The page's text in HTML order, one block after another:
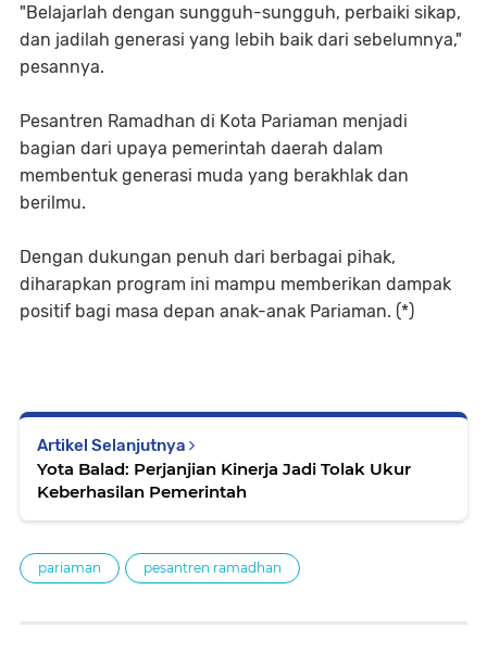
"Belajarlah dengan sungguh-sungguh, perbaiki sikap,
dan jadilah generasi yang lebih baik dari sebelumnya,"
pesannya.
Pesantren Ramadhan di Kota Pariaman menjadi
bagian dari upaya pemerintah daerah dalam
membentuk generasi muda yang berakhlak dan
berilmu.
Dengan dukungan penuh dari berbagai pihak,
diharapkan program ini mampu memberikan dampak
positif bagi masa depan anak-anak Pariaman. (*)
Artikel Selanjutnya
Yota Balad: Perjanjian Kinerja Jadi Tolak Ukur
Keberhasilan Pemerintah
pariaman pesantren ramadhan